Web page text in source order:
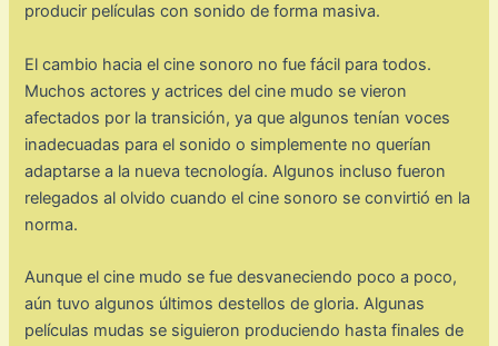
producir películas con sonido de forma masiva.
El cambio hacia el cine sonoro no fue fácil para todos.
Muchos actores y actrices del cine mudo se vieron
afectados por la transición, ya que algunos tenían voces
inadecuadas para el sonido o simplemente no querían
adaptarse a la nueva tecnología. Algunos incluso fueron
relegados al olvido cuando el cine sonoro se convirtió en la
norma.
Aunque el cine mudo se fue desvaneciendo poco a poco,
aún tuvo algunos últimos destellos de gloria. Algunas
películas mudas se siguieron produciendo hasta finales de